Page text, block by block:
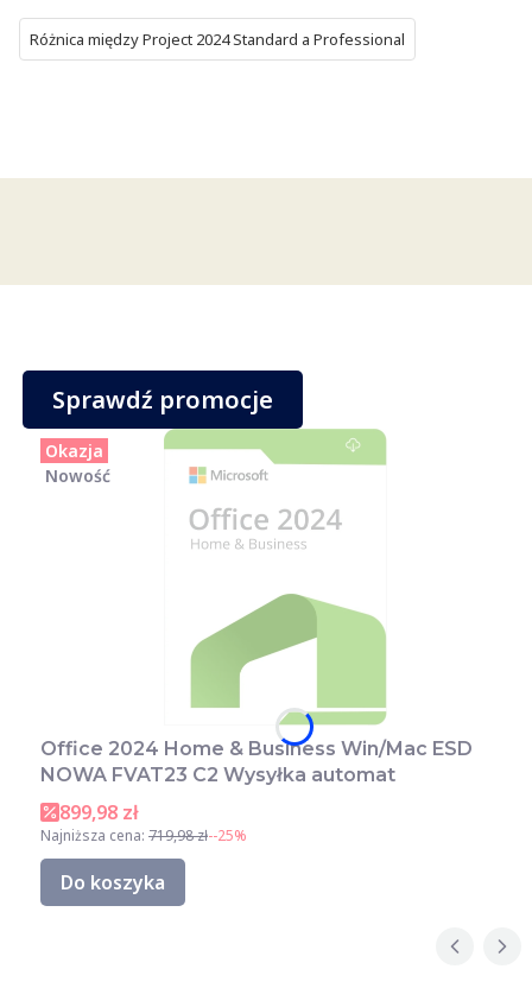
Różnica między Project 2024 Standard a Professional
Sprawdź promocje
Okazja
Nowość
Office 2024 Home & Business Win/Mac ESD
NOWA FVAT23 C2 Wysyłka automat
899,98 zł
Najniższa cena: 719,98 zł--25%
Do koszyka